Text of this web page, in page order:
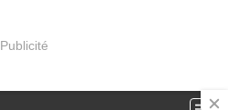
Publicité